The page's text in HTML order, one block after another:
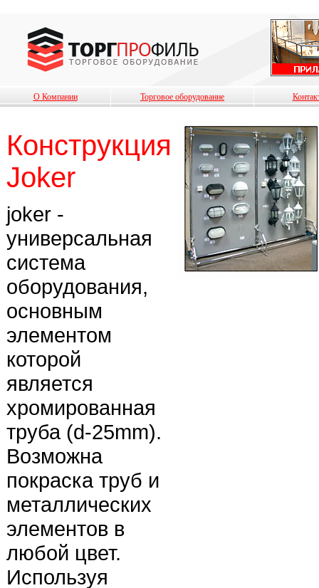
О Компании Торговое оборудование
Конструкция
Joker
joker -
универсальная
система
оборудования,
основным
элементом
которой
является
хромированная
труба (d-25mm).
Возможна
покраска труб и
металлических
элементов в
любой цвет.
Используя